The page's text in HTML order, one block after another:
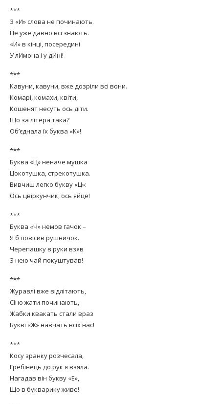
***
З «И» слова не починають.
Це уже давно всі знають.
«И» в кінці, посередині
У лИмона і у дИні!
***
Кавуни, кавуни, вже дозріли всі вони.
Комарі, комахи, квіти,
Кошенят несуть ось діти.
Що за літера така?
Об’єднала їх буква «К»!
***
Буква «Ц» неначе мушка
Цокотушка, стрекотушка.
Вивчиш легко букву «Ц»:
Ось цвіркунчик, ось яйце!
***
Буква «Ч» немов гачок –
Я б повісив рушничок.
Черепашку в руки взяв
З нею чай покуштував!
***
Журавлі вже відлітають,
Сіно жати починають,
Жабки квакать стали враз
Букві «Ж» навчать всіх нас!
***
Косу зранку розчесала,
Гребінець до рук я взяла.
Нагадав він букву «Е»,
Що в букварику живе!